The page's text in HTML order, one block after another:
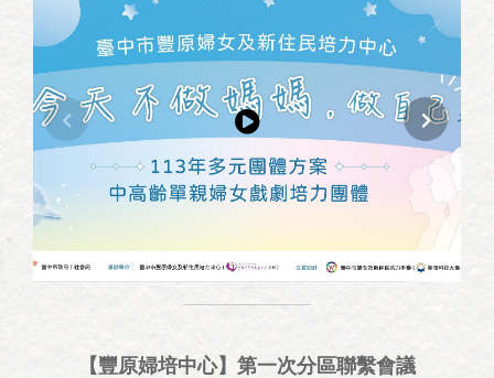
【豐原婦培中心】第一次分區聯繫會議